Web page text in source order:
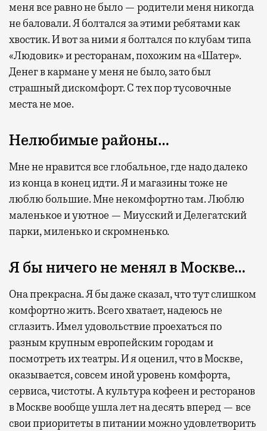
меня все равно не было — родители меня никогда
не баловали. Я болтался за этими ребятами как
хвостик. И вот за ними я болтался по клубам типа
«Людовик» и ресторанам, похожим на «Шатер».
Денег в кармане у меня не было, зато был
страшный дискомфорт. С тех пор тусовочные
места не мое.
Нелюбимые районы…
Мне не нравится все глобальное, где надо далеко
из конца в конец идти. Я и магазины тоже не
люблю большие. Мне некомфортно там. Люблю
маленькое и уютное — Миусский и Делегатский
парки, миленько и скромненько.
Я бы ничего не менял в Москве…
Она прекрасна. Я бы даже сказал, что тут слишком
комфортно жить. Всего хватает, надеюсь не
сглазить. Имел удовольствие проехаться по
разным крупным европейским городам и
посмотреть их театры. И я оценил, что в Москве,
оказывается, совсем иной уровень комфорта,
сервиса, чистоты. А культура кофеен и ресторанов
в Москве вообще ушла лет на десять вперед — все
свои приоритеты в питании можно удовлетворить